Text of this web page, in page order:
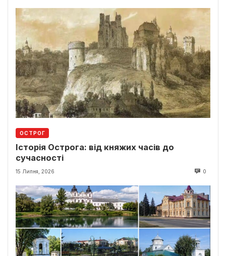
ОСТРОГ
Історія Острога: від княжих часів до
сучасності
15 Липня, 2026 0